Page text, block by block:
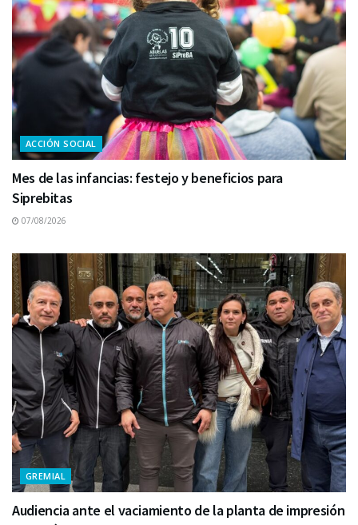
ACCIÓN SOCIAL
Mes de las infancias: festejo y beneficios para
Siprebitas
07/08/2026
GREMIAL
Audiencia ante el vaciamiento de la planta de impresión